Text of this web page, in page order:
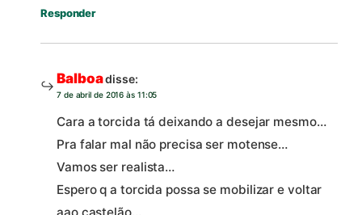
Responder
Balboadisse:
7 de abril de 2016 às 11:05
Cara a torcida tá deixando a desejar mesmo…
Pra falar mal não precisa ser motense…
Vamos ser realista…
Espero q a torcida possa se mobilizar e voltar